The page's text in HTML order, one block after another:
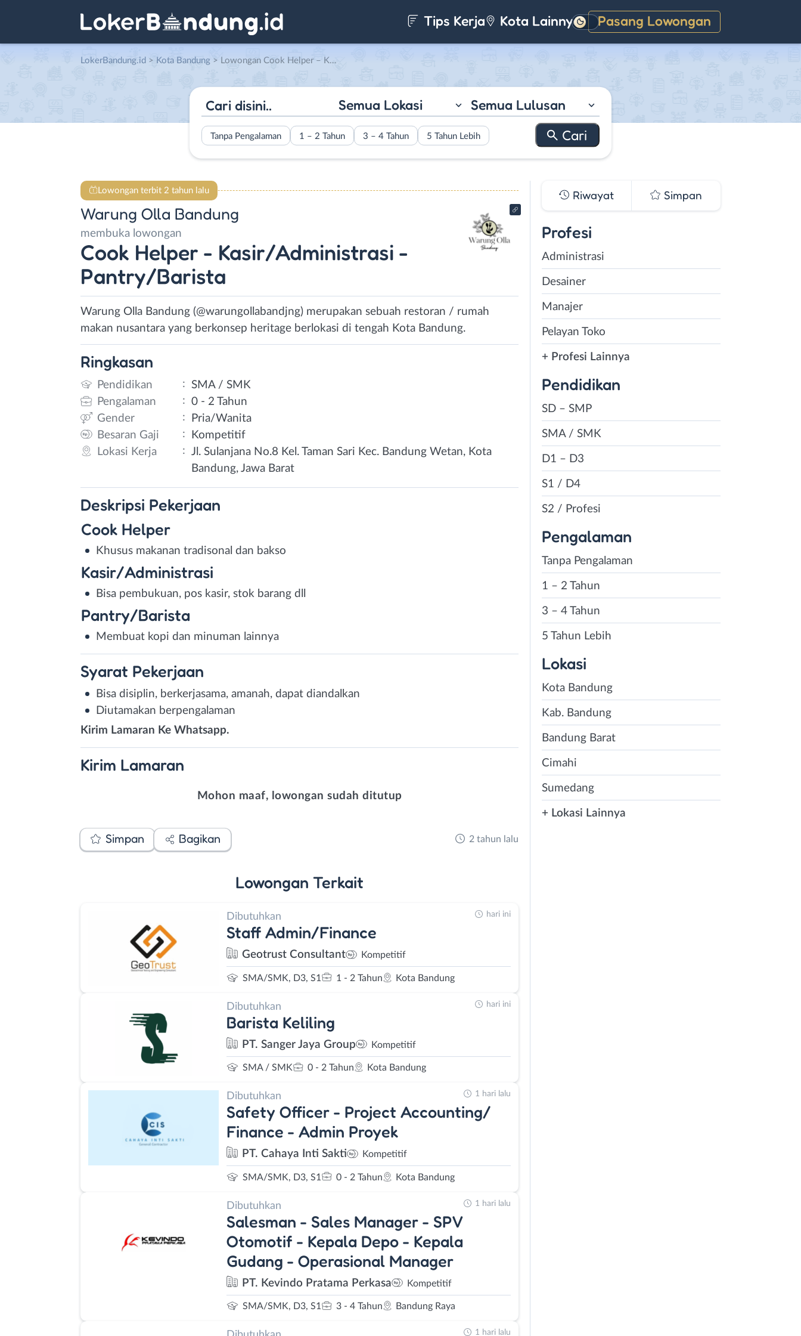
Tips Kerja Kota Lainnya Pasang Lowongan
Gelap
LokerBandung.id > Kota Bandung > Lowongan Cook Helper – Kasir/Administrasi – Pantry/Barista di Warung Olla Bandung
Semua Lokasi Semua Lulusan
Tanpa Pengalaman 1 – 2 Tahun 3 – 4 Tahun 5 Tahun Lebih
Lowongan terbit 2 tahun lalu
Warung Olla Bandung
membuka lowongan
Cook Helper - Kasir/Administrasi -
Pantry/Barista
Warung Olla Bandung (@warungollabandjng) merupakan sebuah restoran / rumah
makan nusantara yang berkonsep heritage berlokasi di tengah Kota Bandung.
Ringkasan
Pendidikan : SMA / SMK
Pengalaman
: 0 - 2 Tahun
Gender
:
Pria/Wanita
Besaran Gaji
:
Kompetitif
Lokasi Kerja
: Jl. Sulanjana No.8 Kel. Taman Sari Kec. Bandung Wetan, Kota
Bandung, Jawa Barat
Deskripsi Pekerjaan
Cook Helper
Khusus makanan tradisonal dan bakso
Kasir/Administrasi
Bisa pembukuan, pos kasir, stok barang dll
Pantry/Barista
Membuat kopi dan minuman lainnya
Syarat Pekerjaan
Bisa disiplin, berkerjasama, amanah, dapat diandalkan
Diutamakan berpengalaman
Kirim Lamaran Ke Whatsapp.
Kirim Lamaran
Mohon maaf, lowongan sudah ditutup
Simpan Bagikan 2 tahun lalu
Lowongan Terkait
Dibutuhkan
Staff Admin/Finance
Geotrust Consultant Kompetitif
SMA/SMK, D3, S1 1 - 2 Tahun Kota Bandung
hari ini
Dibutuhkan
Barista Keliling
PT. Sanger Jaya Group Kompetitif
SMA / SMK 0 - 2 Tahun Kota Bandung
hari ini
Dibutuhkan
Safety Officer - Project Accounting/
Finance - Admin Proyek
PT. Cahaya Inti Sakti Kompetitif
SMA/SMK, D3, S1 0 - 2 Tahun Kota Bandung
1 hari lalu
Dibutuhkan
Salesman - Sales Manager - SPV
Otomotif - Kepala Depo - Kepala
Gudang - Operasional Manager
PT. Kevindo Pratama Perkasa Kompetitif
SMA/SMK, D3, S1 3 - 4 Tahun Bandung Raya
1 hari lalu
1 hari lalu
Riwayat Simpan
Profesi
Administrasi
Desainer
Manajer
Pelayan Toko
+ Profesi Lainnya
Pendidikan
SD – SMP
SMA / SMK
D1 – D3
S1 / D4
S2 / Profesi
Pengalaman
Tanpa Pengalaman
1 – 2 Tahun
3 – 4 Tahun
5 Tahun Lebih
Lokasi
Kota Bandung
Kab. Bandung
Bandung Barat
Cimahi
Sumedang
+ Lokasi Lainnya